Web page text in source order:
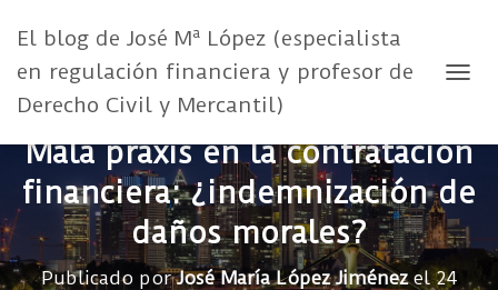
El blog de José Mª López (especialista
en regulación financiera y profesor de
Derecho Civil y Mercantil)
Mala praxis en la contratación
financiera: ¿indemnización de
daños morales?
Publicado porJosé María López Jiménezel24